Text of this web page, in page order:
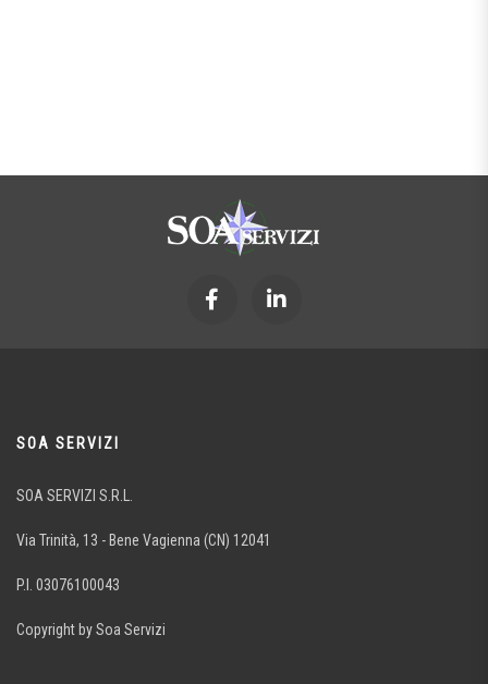
SOA SERVIZI
SOA SERVIZI S.R.L.
Via Trinità, 13 - Bene Vagienna (CN) 12041
P.I. 03076100043
Copyright by Soa Servizi